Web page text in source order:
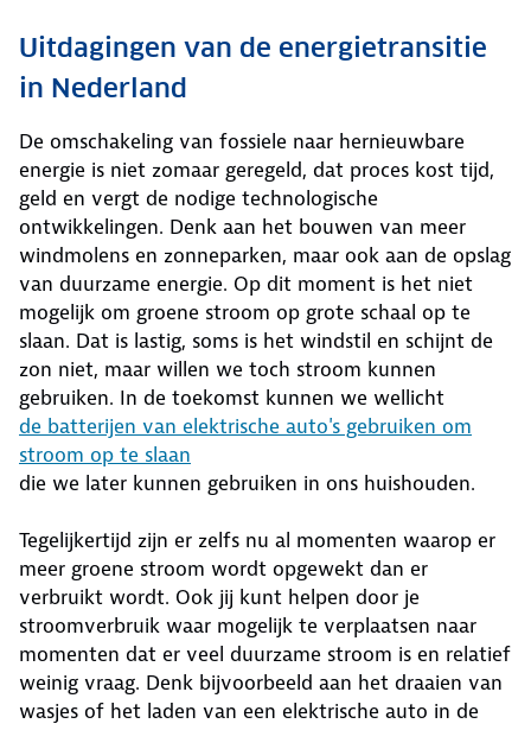
Uitdagingen van de energietransitie
in Nederland
De omschakeling van fossiele naar hernieuwbare
energie is niet zomaar geregeld, dat proces kost tijd,
geld en vergt de nodige technologische
ontwikkelingen. Denk aan het bouwen van meer
windmolens en zonneparken, maar ook aan de opslag
van duurzame energie. Op dit moment is het niet
mogelijk om groene stroom op grote schaal op te
slaan. Dat is lastig, soms is het windstil en schijnt de
zon niet, maar willen we toch stroom kunnen
gebruiken. In de toekomst kunnen we wellicht
de batterijen van elektrische auto's gebruiken om
stroom op te slaan
die we later kunnen gebruiken in ons huishouden.
Tegelijkertijd zijn er zelfs nu al momenten waarop er
meer groene stroom wordt opgewekt dan er
verbruikt wordt. Ook jij kunt helpen door je
stroomverbruik waar mogelijk te verplaatsen naar
momenten dat er veel duurzame stroom is en relatief
weinig vraag. Denk bijvoorbeeld aan het draaien van
wasjes of het laden van een elektrische auto in de